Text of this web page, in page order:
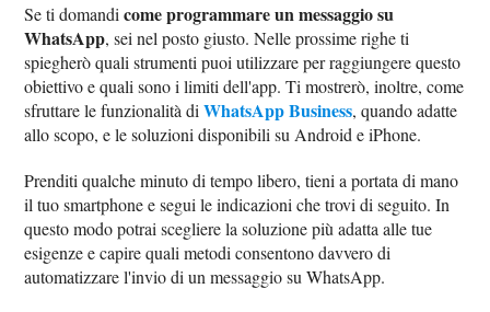
Se ti domandicome programmare un messaggio su
WhatsApp, sei nel posto giusto. Nelle prossime righe ti
spiegherò quali strumenti puoi utilizzare per raggiungere questo
obiettivo e quali sono i limiti dell'app. Ti mostrerò, inoltre, come
sfruttare le funzionalità diWhatsApp Business, quando adatte
allo scopo, e le soluzioni disponibili su Android e iPhone.
Prenditi qualche minuto di tempo libero, tieni a portata di mano
il tuo smartphone e segui le indicazioni che trovi di seguito. In
questo modo potrai scegliere la soluzione più adatta alle tue
esigenze e capire quali metodi consentono davvero di
automatizzare l'invio di un messaggio su WhatsApp.